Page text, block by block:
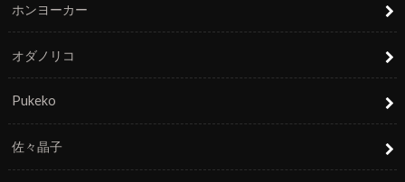
ホンヨーカー
オダノリコ
Pukeko
佐々晶子